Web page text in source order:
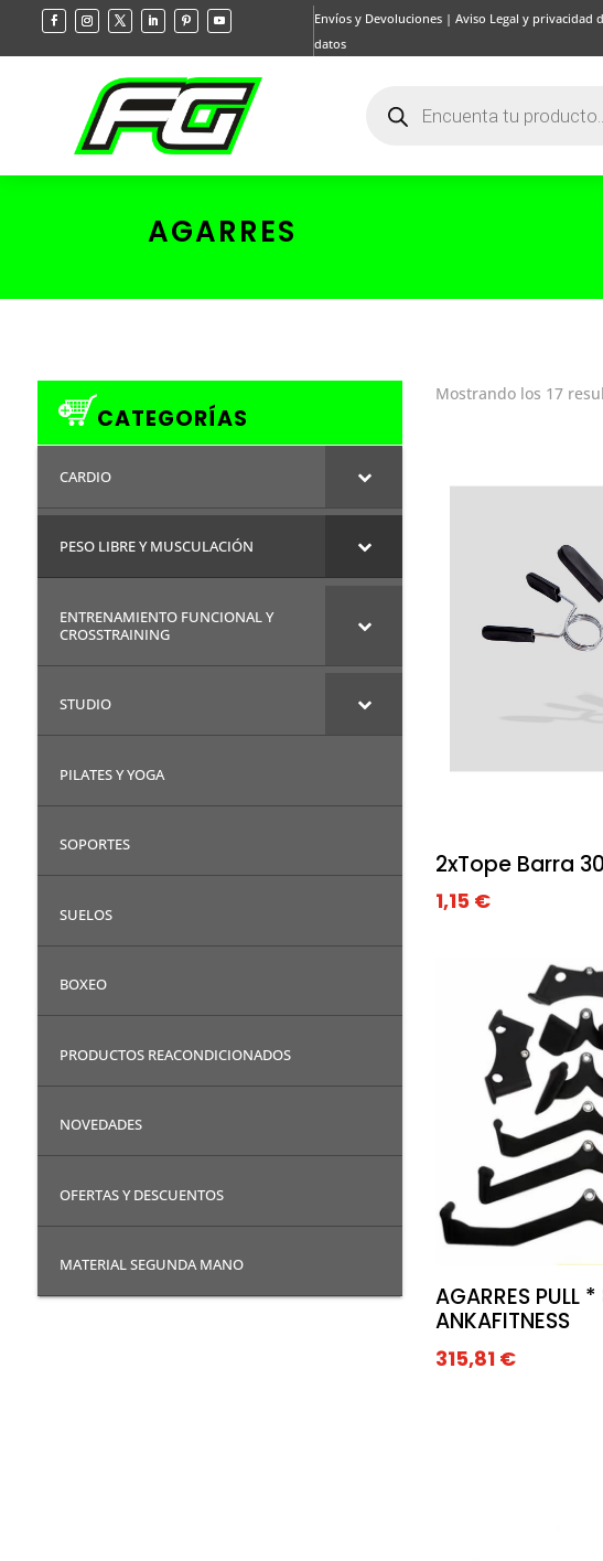
Envíos y Devoluciones| Aviso Legal y privacidad
datos
productos
AGARRES
CATEGORÍAS
CARDIO
PESO LIBRE Y MUSCULACIÓN
ENTRENAMIENTO FUNCIONAL Y
CROSSTRAINING
STUDIO
PILATES Y YOGA
SOPORTES
SUELOS
BOXEO
PRODUCTOS REACONDICIONADOS
NOVEDADES
OFERTAS Y DESCUENTOS
MATERIAL SEGUNDA MANO
Mostrando los 17
2xTope Barra
1,15 €
AGARRES PULL
ANKAFITNESS
315,81 €